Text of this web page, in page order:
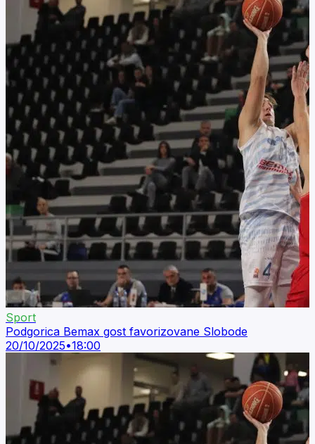
Sport
Podgorica Bemax gost favorizovane Slobode
20/10/2025•18:00